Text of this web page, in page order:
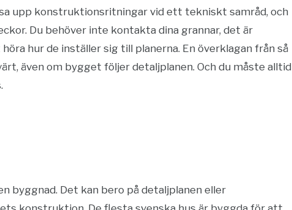
upp konstruktionsritningar vid ett tekniskt samråd, och
Du behöver inte kontakta dina grannar, det är
hur de inställer sig till planerna. En överklagan från så
även om bygget följer detaljplanen. Och du måste alltid
byggnad. Det kan bero på detaljplanen eller